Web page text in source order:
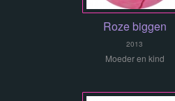
Roze biggen
2013
Moeder en kind